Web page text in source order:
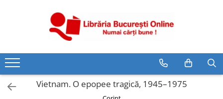
Artă și Enciclopedii
Beletristică
Business și Economie
Vietnam. O epopee tragică, 1945–1975